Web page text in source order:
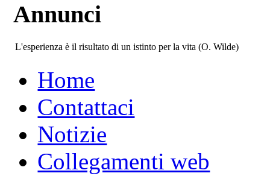
Annunci
L'esperienza è il risultato di un istinto per la vita (O. Wilde)
Home
Contattaci
Notizie
Collegamenti web